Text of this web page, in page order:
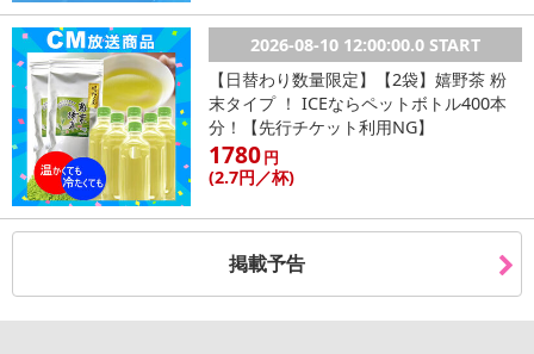
2026-08-10 12:00:00.0 START
【日替わり数量限定】【2袋】嬉野茶 粉
末タイプ ！ ICEならペットボトル400本
分！【先行チケット利用NG】
1780円
(2.7円／杯)
掲載予告